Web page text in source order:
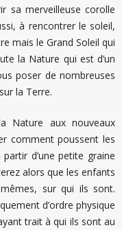
sa merveilleuse corolle
à rencontrer le soleil,
mais le Grand Soleil qui
la Nature qui est d’un
poser de nombreuses
la Terre.
Nature aux nouveaux
comment poussent les
d’une petite graine
alors que les enfants
sur qui ils sont.
d’ordre physique
trait à qui ils sont au